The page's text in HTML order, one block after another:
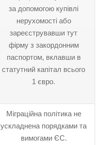
за допомогою купівлі
нерухомості або
зареєструвавши тут
фірму з закордонним
паспортом, вклавши в
статутний капітал всього
1 євро.
Міграційна політика не
ускладнена порядками та
вимогами ЄС.